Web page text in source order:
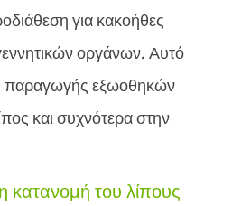
για κακοήθες
οργάνων. Αυτό
παραγωγής εξωοθηκών
και συχνότερα στην
κατανομή του λίπους